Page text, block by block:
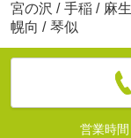
宮の沢 / 手稲 / 麻生
幌向 / 琴似
営業時間